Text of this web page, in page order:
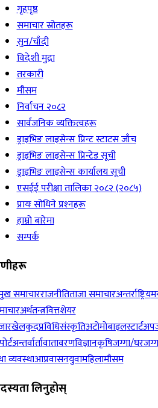
गृहपृष्ठ
समाचार स्रोतहरू
सुन/चाँदी
विदेशी मुद्रा
तरकारी
मौसम
निर्वाचन २०८२
सार्वजनिक व्यक्तित्वहरू
ड्राइभिङ लाइसेन्स प्रिन्ट स्टाटस जाँच
ड्राइभिङ लाइसेन्स प्रिन्टेड सूची
ड्राइभिङ लाइसेन्स कार्यालय सूची
एसईई परीक्षा तालिका २०८२ (२०८५)
प्रायः सोधिने प्रश्‍नहरू
हाम्रो बारेमा
सम्पर्क
समाचारराजनीतिताजा समाचारअन्तर्राष्ट्रिय
अर्थतन्त्रवित्तशेयर
खेलकुदप्रविधिसंस्कृतिअटोमोबाइलस्टार्टअप
अन्तर्वार्तावातावरणविज्ञानकृषिजग्गा/
व्यवस्थाआप्रवासनयुवामहिलामौसम
लिनुहोस्